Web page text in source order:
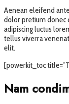
Aenean eleifend
dolor pretium donec
adipiscing luctus
tellus viverra
elit.
[powerkit_toc
Nam